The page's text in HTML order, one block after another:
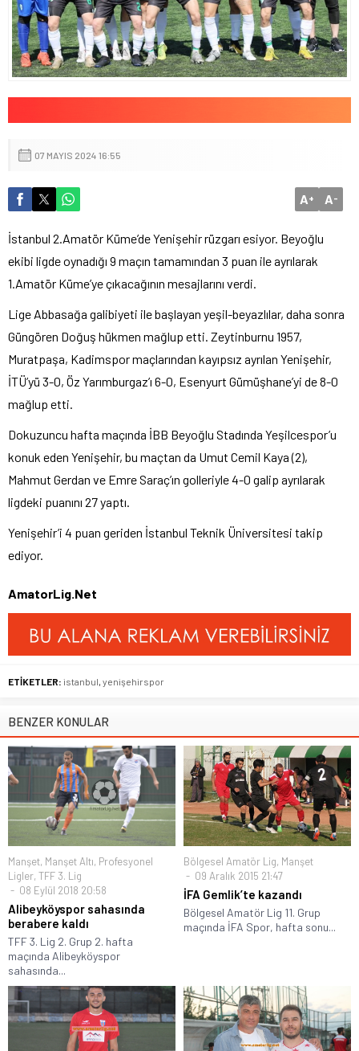
07 MAYIS 2024 16:55
A+ A-
İstanbul 2.Amatör Küme’de Yenişehir rüzgarı esiyor. Beyoğlu
ekibi ligde oynadığı 9 maçın tamamından 3 puan ile ayrılarak
1.Amatör Küme’ye çıkacağının mesajlarını verdi.
Lige Abbasağa galibiyeti ile başlayan yeşil-beyazlılar, daha sonra
Güngören Doğuş hükmen mağlup etti. Zeytinburnu 1957,
Muratpaşa, Kadimspor maçlarından kayıpsız ayrılan Yenişehir,
İTÜ’yü 3-0, Öz Yarımburgaz’ı 6-0, Esenyurt Gümüşhane’yi de 8-0
mağlup etti.
Dokuzuncu hafta maçında İBB Beyoğlu Stadında Yeşilcespor’u
konuk eden Yenişehir, bu maçtan da Umut Cemil Kaya (2),
Mahmut Gerdan ve Emre Saraç’ın golleriyle 4-0 galip ayrılarak
ligdeki puanını 27 yaptı.
Yenişehir’i 4 puan geriden İstanbul Teknik Üniversitesi takip
ediyor.
AmatorLig.Net
ETİKETLER: istanbul yenişehirspor
BENZER KONULAR
Manşet, Manşet Altı, Profesyonel
Ligler, TFF 3. Lig
08 Eylül 2018 20:58
Alibeyköyspor sahasında
berabere kaldı
TFF 3. Lig 2. Grup 2. hafta
maçında Alibeyköyspor
sahasında...
Bölgesel Amatör Lig, Manşet
09 Aralık 2015 21:47
İFA Gemlik’te kazandı
Bölgesel Amatör Lig 11. Grup
maçında İFA Spor, hafta sonu...